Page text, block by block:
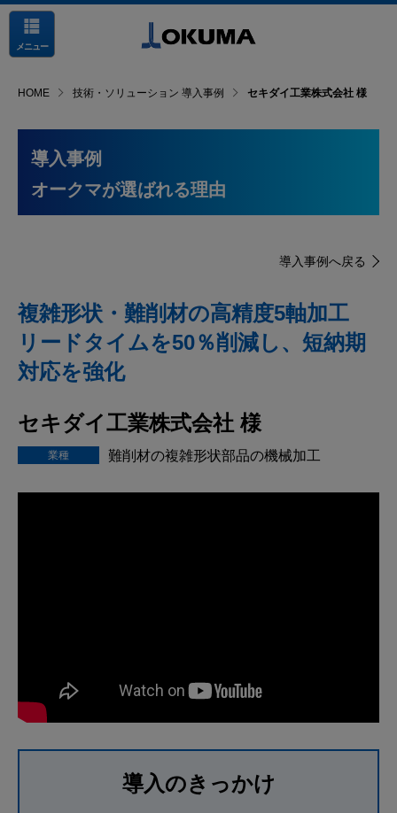
メニュー
HOME 技術・ソリューション 導入事例 セキダイ工業株式会社 様
導入事例
オークマが選ばれる理由
導入事例へ戻る
複雑形状・難削材の高精度5軸加工
リードタイムを50％削減し、短納期
対応を強化
セキダイ工業株式会社 様
業種 難削材の複雑形状部品の機械加工
導入のきっかけ